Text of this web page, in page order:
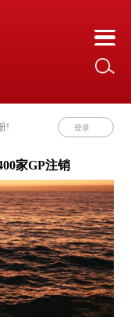
! 登录
家GP注销